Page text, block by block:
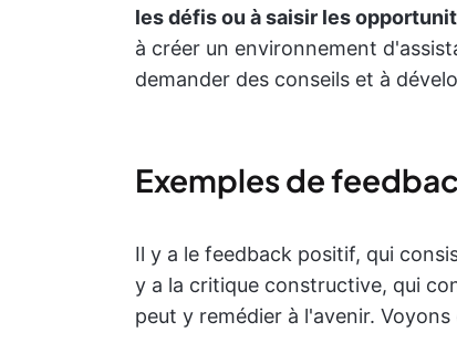
les défis ou à saisir les
à créer un environnement
demander des conseils et à
Exemples de
Il y a le feedback positif, qui
y a la critique constructive, qui
peut y remédier à l'avenir.